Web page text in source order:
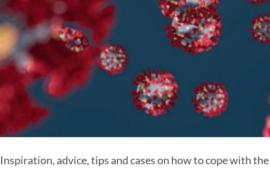
Inspiration, advice, tips and cases on how to cope with the